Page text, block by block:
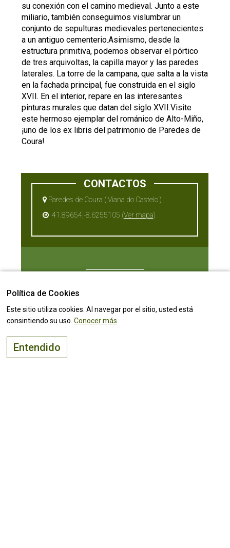
su conexión con el camino medieval. Junto a este
miliario, también conseguimos vislumbrar un
conjunto de sepulturas medievales pertenecientes
a un antiguo cementerio.Asimismo, desde la
estructura primitiva, podemos observar el pórtico
de tres arquivoltas, la capilla mayor y las paredes
laterales. La torre de la campana, que salta a la vista
en la fachada principal, fue construida en el siglo
XVII. En el interior, repare en las interesantes
pinturas murales que datan del siglo XVII.Visite
este hermoso ejemplar del románico de Alto-Miño,
¡uno de los ex libris del patrimonio de Paredes de
Coura!
CONTACTOS
Paredes de Coura ( Viana do Castelo )
41.89654,-8.6255105 (Ver mapa)
Política de Cookies
Este sitio utiliza cookies. Al navegar por el sitio, usted está
consintiendo su uso. Conocer más
Entendido